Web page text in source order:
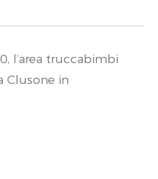
l’area truccabimbi
Clusone in